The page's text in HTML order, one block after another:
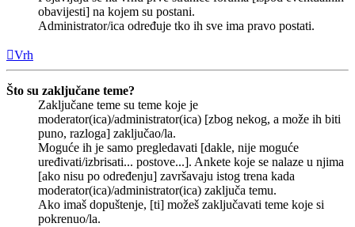
obavijesti] na kojem su postani.
Administrator/ica određuje tko ih sve ima pravo postati.
Vrh
Što su zaključane teme?
Zaključane teme su teme koje je
moderator(ica)/administrator(ica) [zbog nekog, a može ih biti
puno, razloga] zaključao/la.
Moguće ih je samo pregledavati [dakle, nije moguće
uređivati/izbrisati... postove...]. Ankete koje se nalaze u njima
[ako nisu po određenju] završavaju istog trena kada
moderator(ica)/administrator(ica) zaključa temu.
Ako imaš dopuštenje, [ti] možeš zaključavati teme koje si
pokrenuo/la.